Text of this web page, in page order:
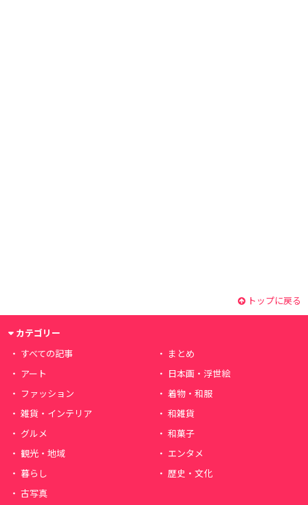
トップに戻る
カテゴリー
すべての記事
まとめ
アート
日本画・浮世絵
ファッション
着物・和服
雑貨・インテリア
和雑貨
グルメ
和菓子
観光・地域
エンタメ
暮らし
歴史・文化
古写真